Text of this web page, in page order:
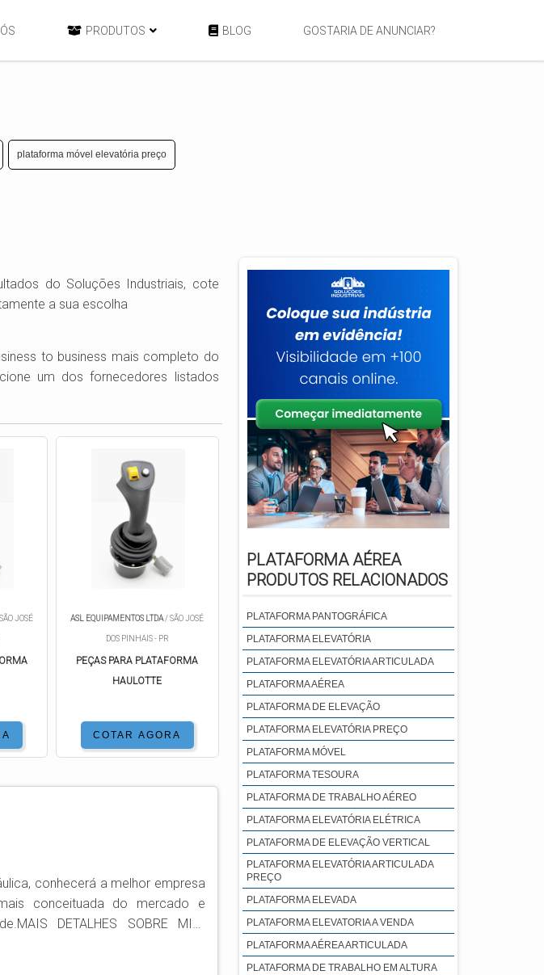
PRODUTOS BLOG GOSTARIA DE ANUNCIAR?
plataforma móvel elevatória preço
do Soluções Industriais, cote
a sua escolha
to business mais completo do
um dos fornecedores listados
JOSÉ ASL EQUIPAMENTOS LTDA/ SÃO JOSÉ
DOS PINHAIS - PR
PEÇAS PARA PLATAFORMA
HAULOTTE
COTAR AGORA
conhecerá a melhor empresa
conceituada do mercado e
DETALHES SOBRE MINI
internet a Comaza. Empresa
PLATAFORMA AÉREA
PRODUTOS RELACIONADOS
PLATAFORMA PANTOGRÁFICA
PLATAFORMA ELEVATÓRIA
PLATAFORMA ELEVATÓRIA ARTICULADA
PLATAFORMA AÉREA
PLATAFORMA DE ELEVAÇÃO
PLATAFORMA ELEVATÓRIA PREÇO
PLATAFORMA MÓVEL
PLATAFORMA TESOURA
PLATAFORMA DE TRABALHO AÉREO
PLATAFORMA ELEVATÓRIA ELÉTRICA
PLATAFORMA DE ELEVAÇÃO VERTICAL
PLATAFORMA ELEVATÓRIA ARTICULADA
PREÇO
PLATAFORMA ELEVADA
PLATAFORMA ELEVATORIA A VENDA
PLATAFORMA AÉREA ARTICULADA
PLATAFORMA DE TRABALHO EM ALTURA